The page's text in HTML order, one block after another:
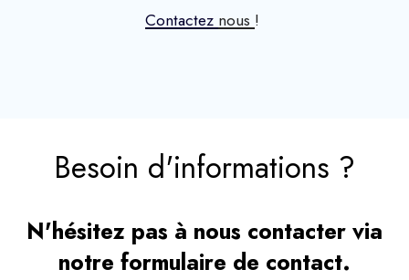
Contactez nous !
Besoin d'informations ?
N'hésitez pas à nous contacter via
notre formulaire de contact.